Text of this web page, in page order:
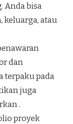
Anda bisa
keluarga, atau
dan
terpaku pada
juga
.
proyek